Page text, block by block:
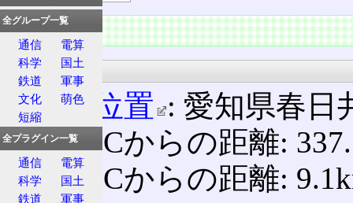
概要
所在地
概略位置 : 愛知県春日
東京ICからの距離:
小牧ICからの距離:
全グループ一覧
通信
電算
科学
国土
鉄道
軍事
文化
萌色
短縮
全プラグイン一覧
通信
電算
科学
国土
鉄道
軍事